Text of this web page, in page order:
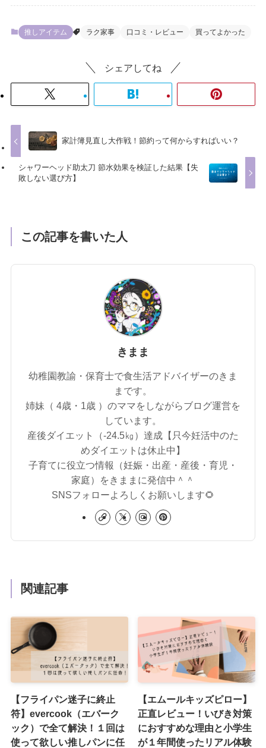
推しアイテム ラク家事 口コミ・レビュー 買ってよかった
シェアしてね
家計簿見直し大作戦！節約って何からすればいい？
シャワーヘッド助太刀 節水効果を検証した結果【失
敗しない選び方】
この記事を書いた人
きまま
幼稚園教諭・保育士で食生活アドバイザーのきま
まです。
姉妹（ 4歳・1歳 ）のママをしながらブログ運営を
しています。
産後ダイエット（‐24.5㎏）達成【只今妊活中のた
めダイエットは休止中】
子育てに役立つ情報（妊娠・出産・産後・育児・
家庭）をきままに発信中＾＾
SNSフォローよろしくお願いします🌻
関連記事
【フライパン迷子に終止
符】evercook（エバーク
ック）で全て解決！１回は
使って欲しい推しパンに任
【エムールキッズピロー】
正直レビュー！いびき対策
におすすめな理由と小学生
が１年間使ったリアル体験